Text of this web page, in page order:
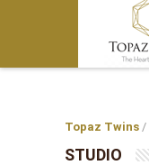
Topaz Twins /
STUDIO